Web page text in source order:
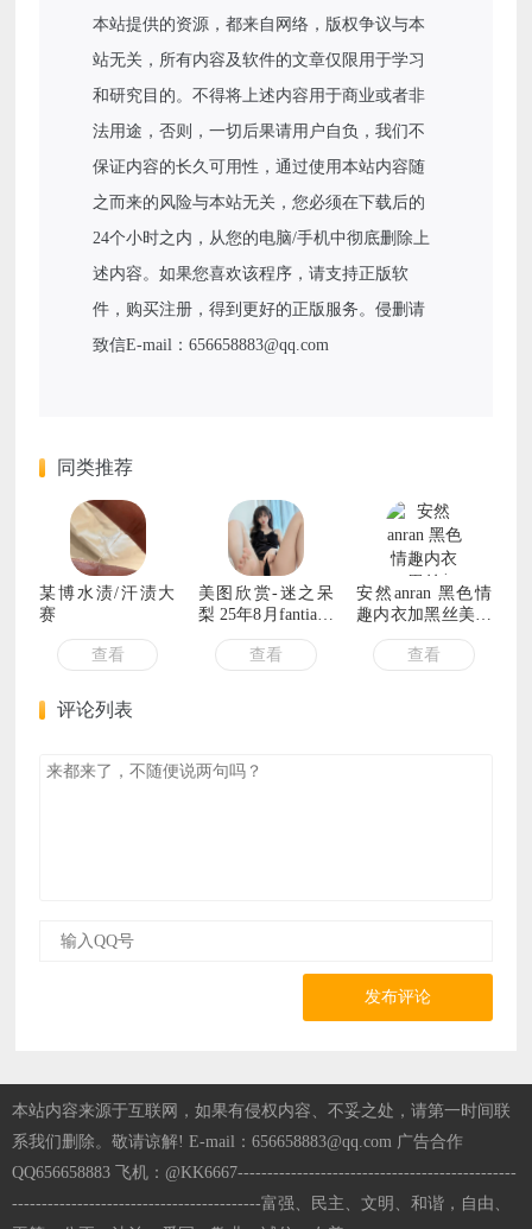
本站提供的资源，都来自网络，版权争议与本
站无关，所有内容及软件的文章仅限用于学习
和研究目的。不得将上述内容用于商业或者非
法用途，否则，一切后果请用户自负，我们不
保证内容的长久可用性，通过使用本站内容随
之而来的风险与本站无关，您必须在下载后的
24个小时之内，从您的电脑/手机中彻底删除上
述内容。如果您喜欢该程序，请支持正版软
件，购买注册，得到更好的正版服务。侵删请
致信E-mail：656658883@qq.com
同类推荐
某博水渍/汗渍大
赛
查看
美图欣赏-迷之呆
梨 25年8月fantia会
员订阅
查看
安然anran 黑色情
趣内衣加黑丝美腿
性感私房写真集
查看
评论列表
发布评论
本站内容来源于互联网，如果有侵权内容、不妥之处，请第一时间联
系我们删除。敬请谅解! E-mail：656658883@qq.com 广告合作
QQ656658883 飞机：@KK6667-----------------------------------------------
------------------------------------------富强、民主、文明、和谐，自由、